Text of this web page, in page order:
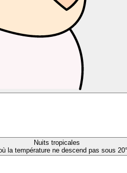
Nuits tropicales
la température ne descend pas sous